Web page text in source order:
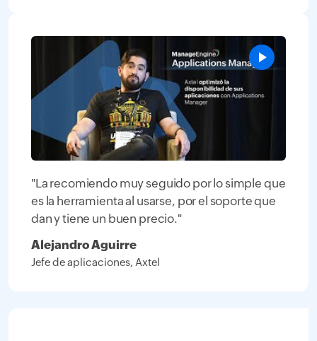
"La recomiendo muy seguido por lo simple que
es la herramienta al usarse, por el soporte que
dan y tiene un buen precio."
Alejandro Aguirre
Jefe de aplicaciones, Axtel